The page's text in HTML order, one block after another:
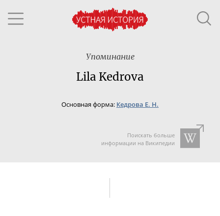
Упоминание
Lila Kedrova
Основная форма: Кедрова Е. Н.
Поискать больше
информации на Википедии